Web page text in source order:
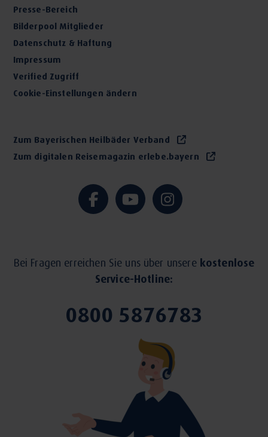
Presse-Bereich
Bilderpool Mitglieder
Datenschutz & Haftung
Impressum
Verified Zugriff
Cookie-Einstellungen ändern
Zum Bayerischen Heilbäder Verband
Zum digitalen Reisemagazin erlebe.bayern
Bei Fragen erreichen Sie uns über unsere kostenlose
Service-Hotline:
0800 5876783